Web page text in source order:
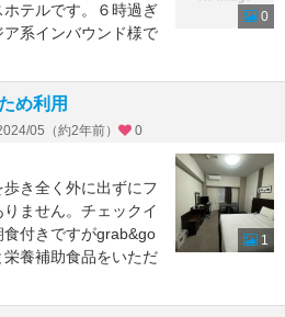
テルです。６時過ぎ
系インバウンド様で
0
め利用
05（約2年前） 0
き全く外に出ずにフ
ません。チェックイ
付きですがgrab&go
養補助食品をいただ
1